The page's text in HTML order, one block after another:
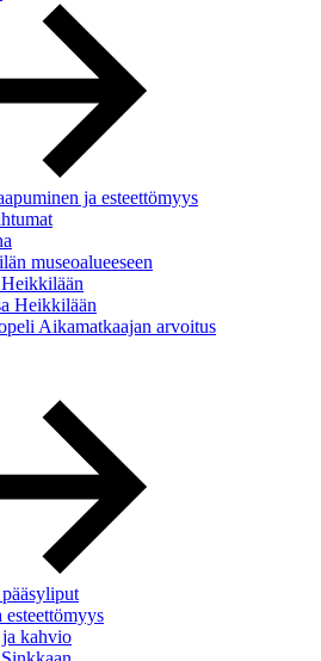
ja esteettömyys
museoalueeseen
Heikkilään
Aikamatkaajan arvoitus
esteettömyys
kahvio